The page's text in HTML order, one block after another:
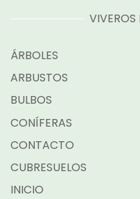
VIVEROS
ÁRBOLES
ARBUSTOS
BULBOS
CONÍFERAS
CONTACTO
CUBRESUELOS
INICIO